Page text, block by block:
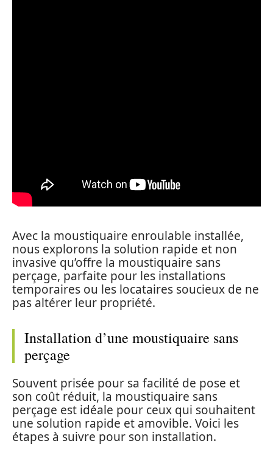
Avec la moustiquaire enroulable installée,
nous explorons la solution rapide et non
invasive qu’offre la moustiquaire sans
perçage, parfaite pour les installations
temporaires ou les locataires soucieux de ne
pas altérer leur propriété.
Installation d’une moustiquaire sans
perçage
Souvent prisée pour sa facilité de pose et
son coût réduit, la moustiquaire sans
perçage est idéale pour ceux qui souhaitent
une solution rapide et amovible. Voici les
étapes à suivre pour son installation.